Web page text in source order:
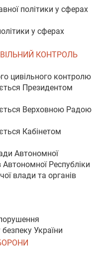
політики у сферах
у сферах
КОНТРОЛЬ
цивільного контролю
Президентом
Верховною Радою
Кабінетом
Автономної
Автономної Республіки
влади та органів
України